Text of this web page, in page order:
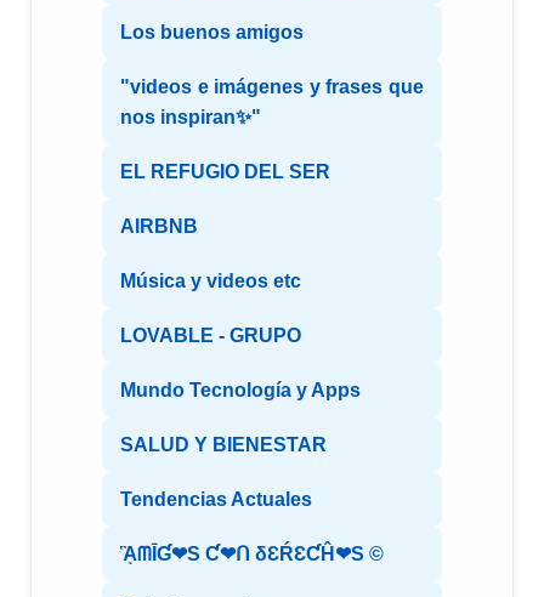
Los buenos amigos
"videos e imágenes y frases que
nos inspiran✨"
EL REFUGIO DEL SER
AIRBNB
Música y videos etc
LOVABLE - GRUPO
Mundo Tecnología y Apps
SALUD Y BIENESTAR
Tendencias Actuales
ᾋᗰĪƓ❤S Ƈ❤ᑎ δƐŔƐƇĤ❤S ©️